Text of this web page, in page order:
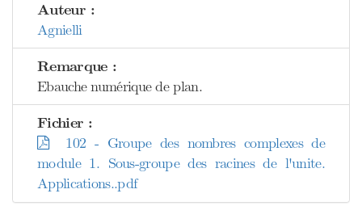
Auteur :
Agnielli
Remarque :
Ebauche numérique de plan.
Fichier :
102 - Groupe des nombres complexes de
module 1. Sous-groupe des racines de l'unite.
Applications..pdf